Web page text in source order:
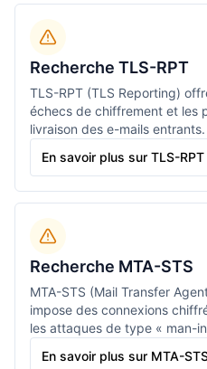
Recherche TLS-RPT
TLS-RPT (TLS Reporting)
échecs de chiffrement et les
livraison des e-mails entrants.
En savoir plus sur TLS-RPT
Recherche MTA-STS
MTA-STS (Mail Transfer
impose des connexions
les attaques de type « man-
En savoir plus sur MTA-